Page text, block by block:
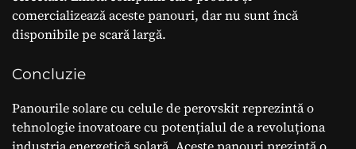
comercializează aceste panouri, dar nu sunt încă
disponibile pe scară largă.
Concluzie
Panourile solare cu celule de perovskit reprezintă o
tehnologie inovatoare cu potențialul de a revoluționa